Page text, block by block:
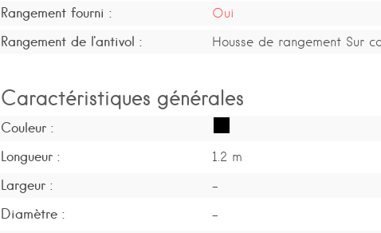
Rangement fourni : Oui
Rangement de l'antivol : Housse de rangement Sur
Caractéristiques générales
Couleur :
Longueur :
1.2 m
Largeur : -
Diamètre : -